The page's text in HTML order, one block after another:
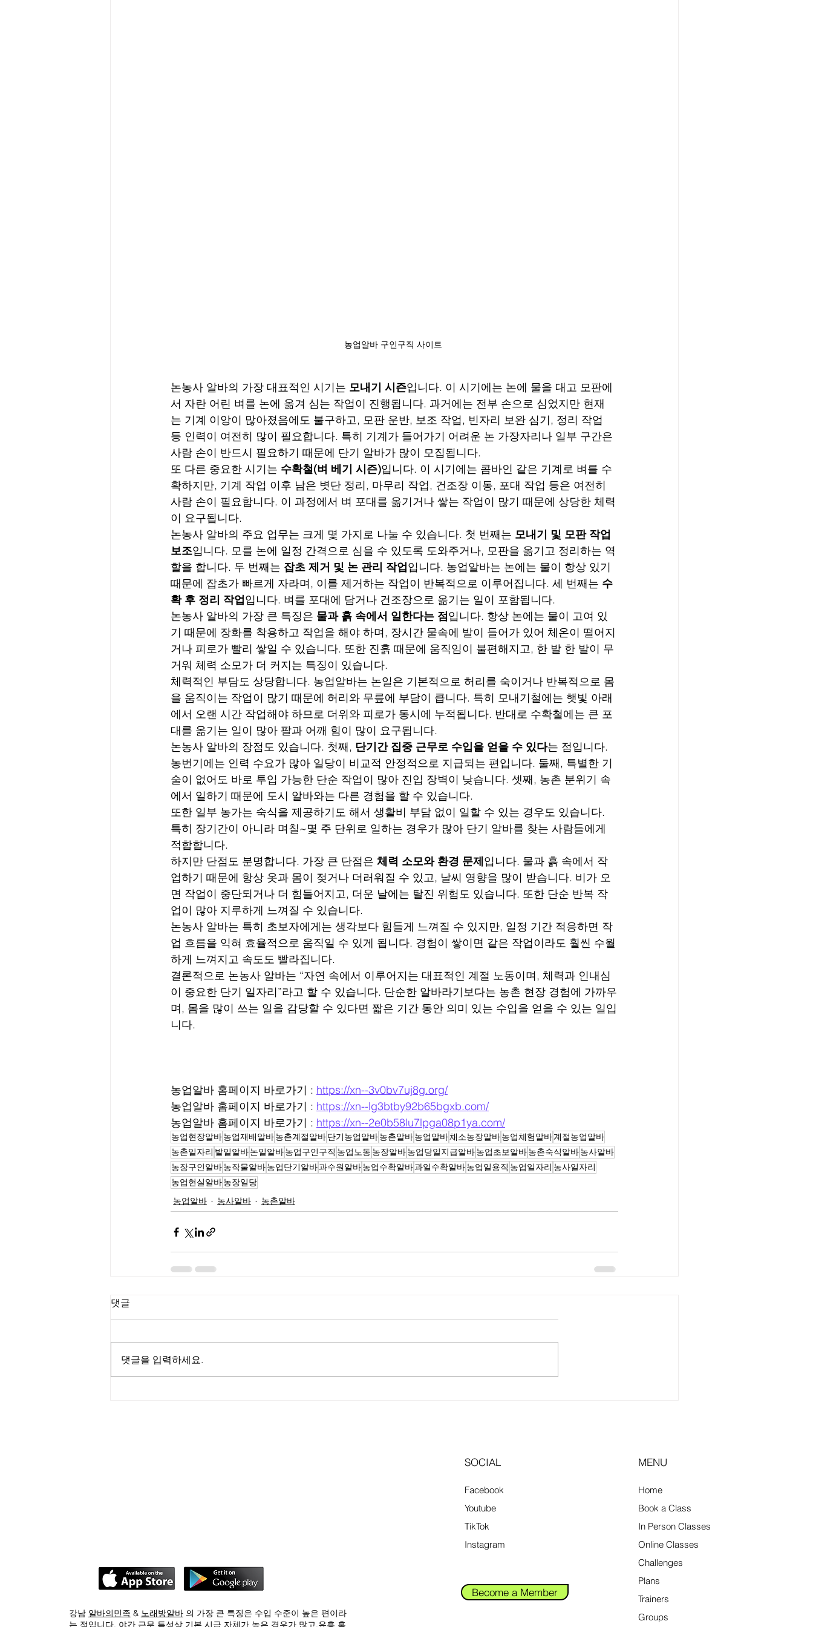
농업알바 구인구직 사이트
논농사 알바의 가장 대표적인 시기는 모내기 시즌입니다. 이 시기에는 논에 물을 대고 모판에
서 자란 어린 벼를 논에 옮겨 심는 작업이 진행됩니다. 과거에는 전부 손으로 심었지만 현재
는 기계 이앙이 많아졌음에도 불구하고, 모판 운반, 보조 작업, 빈자리 보완 심기, 정리 작업
등 인력이 여전히 많이 필요합니다. 특히 기계가 들어가기 어려운 논 가장자리나 일부 구간은
사람 손이 반드시 필요하기 때문에 단기 알바가 많이 모집됩니다.
또 다른 중요한 시기는 수확철(벼 베기 시즌)입니다. 이 시기에는 콤바인 같은 기계로 벼를 수
확하지만, 기계 작업 이후 남은 볏단 정리, 마무리 작업, 건조장 이동, 포대 작업 등은 여전히
사람 손이 필요합니다. 이 과정에서 벼 포대를 옮기거나 쌓는 작업이 많기 때문에 상당한 체력
이 요구됩니다.
논농사 알바의 주요 업무는 크게 몇 가지로 나눌 수 있습니다. 첫 번째는 모내기 및 모판 작업
보조입니다. 모를 논에 일정 간격으로 심을 수 있도록 도와주거나, 모판을 옮기고 정리하는 역
할을 합니다. 두 번째는 잡초 제거 및 논 관리 작업입니다. 농업알바는 논에는 물이 항상 있기
때문에 잡초가 빠르게 자라며, 이를 제거하는 작업이 반복적으로 이루어집니다. 세 번째는 수
확 후 정리 작업입니다. 벼를 포대에 담거나 건조장으로 옮기는 일이 포함됩니다.
논농사 알바의 가장 큰 특징은 물과 흙 속에서 일한다는 점입니다. 항상 논에는 물이 고여 있
기 때문에 장화를 착용하고 작업을 해야 하며, 장시간 물속에 발이 들어가 있어 체온이 떨어지
거나 피로가 빨리 쌓일 수 있습니다. 또한 진흙 때문에 움직임이 불편해지고, 한 발 한 발이 무
거워 체력 소모가 더 커지는 특징이 있습니다.
체력적인 부담도 상당합니다. 농업알바는 논일은 기본적으로 허리를 숙이거나 반복적으로 몸
을 움직이는 작업이 많기 때문에 허리와 무릎에 부담이 큽니다. 특히 모내기철에는 햇빛 아래
에서 오랜 시간 작업해야 하므로 더위와 피로가 동시에 누적됩니다. 반대로 수확철에는 큰 포
대를 옮기는 일이 많아 팔과 어깨 힘이 많이 요구됩니다.
논농사 알바의 장점도 있습니다. 첫째, 단기간 집중 근무로 수입을 얻을 수 있다는 점입니다.
농번기에는 인력 수요가 많아 일당이 비교적 안정적으로 지급되는 편입니다. 둘째, 특별한 기
술이 없어도 바로 투입 가능한 단순 작업이 많아 진입 장벽이 낮습니다. 셋째, 농촌 분위기 속
에서 일하기 때문에 도시 알바와는 다른 경험을 할 수 있습니다.
또한 일부 농가는 숙식을 제공하기도 해서 생활비 부담 없이 일할 수 있는 경우도 있습니다.
특히 장기간이 아니라 며칠~몇 주 단위로 일하는 경우가 많아 단기 알바를 찾는 사람들에게
적합합니다.
하지만 단점도 분명합니다. 가장 큰 단점은 체력 소모와 환경 문제입니다. 물과 흙 속에서 작
업하기 때문에 항상 옷과 몸이 젖거나 더러워질 수 있고, 날씨 영향을 많이 받습니다. 비가 오
면 작업이 중단되거나 더 힘들어지고, 더운 날에는 탈진 위험도 있습니다. 또한 단순 반복 작
업이 많아 지루하게 느껴질 수 있습니다.
논농사 알바는 특히 초보자에게는 생각보다 힘들게 느껴질 수 있지만, 일정 기간 적응하면 작
업 흐름을 익혀 효율적으로 움직일 수 있게 됩니다. 경험이 쌓이면 같은 작업이라도 훨씬 수월
하게 느껴지고 속도도 빨라집니다.
결론적으로 논농사 알바는 “자연 속에서 이루어지는 대표적인 계절 노동이며, 체력과 인내심
이 중요한 단기 일자리”라고 할 수 있습니다. 단순한 알바라기보다는 농촌 현장 경험에 가까우
며, 몸을 많이 쓰는 일을 감당할 수 있다면 짧은 기간 동안 의미 있는 수입을 얻을 수 있는 일입
니다.
농업알바 홈페이지 바로가기 : https://xn--3v0bv7uj8g.org/
농업알바 홈페이지 바로가기 : https://xn--lg3btby92b65bgxb.com/
농업알바 홈페이지 바로가기 : https://xn--2e0b58lu7lpga08p1ya.com/
농업현장알바농업재배알바농촌계절알바단기농업알바농촌알바농업알바채소농장알바농업체험알바계절농업알바
농촌일자리 밭일알바논일알바농업구인구직 농업노동 농장알바농업당일지급알바농업초보알바농촌숙식알바농사알바
농장구인알바농작물알바농업단기알바과수원알바농업수확알바과일수확알바농업일용직 농업일자리 농사일자리
농업현실알바농장일당
농업알바
농사알바 농촌알바
댓글
댓글을 입력하세요.
강남 알바의민족 & 노래방알바의 가장 큰 특징은 수입 수준이 높은 편이라
는 점입니다. 야간 근무 특성상 기본 시급 자체가 높은 경우가 많고,유흥 홈
SOCIAL
Facebook
Youtube
TikTok
Instagram
Become a Member
MENU
Home
Book a Class
In Person Classes
Online Classes
Challenges
Plans
Trainers
Groups